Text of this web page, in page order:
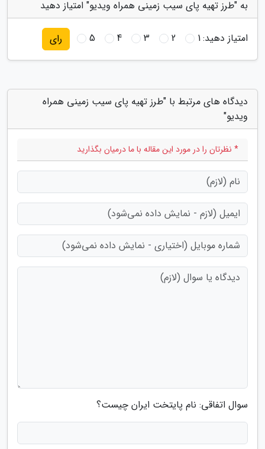
به "طرز تهیه پای سیب زمینی همراه ویدیو" امتیاز دهید
امتیاز دهید:1
2
3
4
5 رای
دیدگاه های مرتبط با "طرز تهیه پای سیب زمینی همراه
ویدیو"
* نظرتان را در مورد این مقاله با ما درمیان بگذارید
سوال اتفاقی: نام پایتخت ایران چیست؟